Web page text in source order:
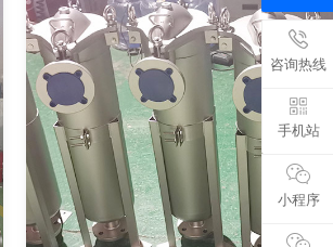
咨询热线
手机站
小程序